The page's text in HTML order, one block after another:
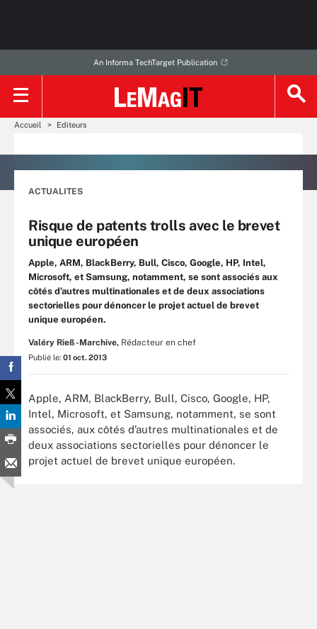
An Informa TechTarget Publication
Accueil Editeurs
ACTUALITES
Risque de patents trolls avec le brevet
unique européen
Apple, ARM, BlackBerry, Bull, Cisco, Google, HP, Intel,
Microsoft, et Samsung, notamment, se sont associés aux
côtés d’autres multinationales et de deux associations
sectorielles pour dénoncer le projet actuel de brevet
unique européen.
Valéry Rieß-Marchive, Rédacteur en chef
Publié le: 01 oct. 2013
Apple, ARM, BlackBerry, Bull, Cisco, Google, HP,
Intel, Microsoft, et Samsung, notamment, se sont
associés, aux côtés d’autres multinationales et de
deux associations sectorielles pour dénoncer le
projet actuel de brevet unique européen.